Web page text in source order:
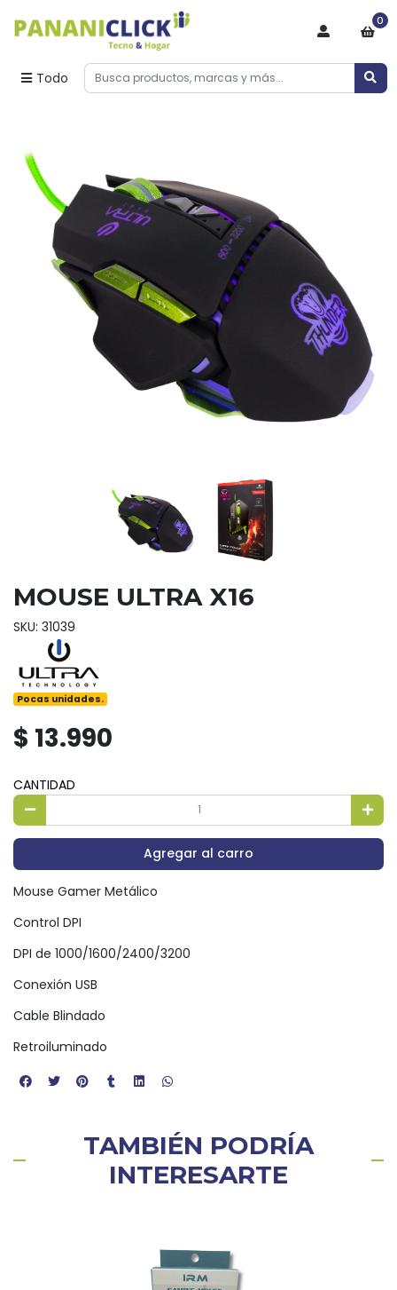
Todo
0
MOUSE ULTRA X16
SKU: 31039
Pocas unidades.
$ 13.990
CANTIDAD
Agregar al carro
Mouse Gamer Metálico
Control DPI
DPI de 1000/1600/2400/3200
Conexión USB
Cable Blindado
Retroiluminado
TAMBIÉN PODRÍA
INTERESARTE